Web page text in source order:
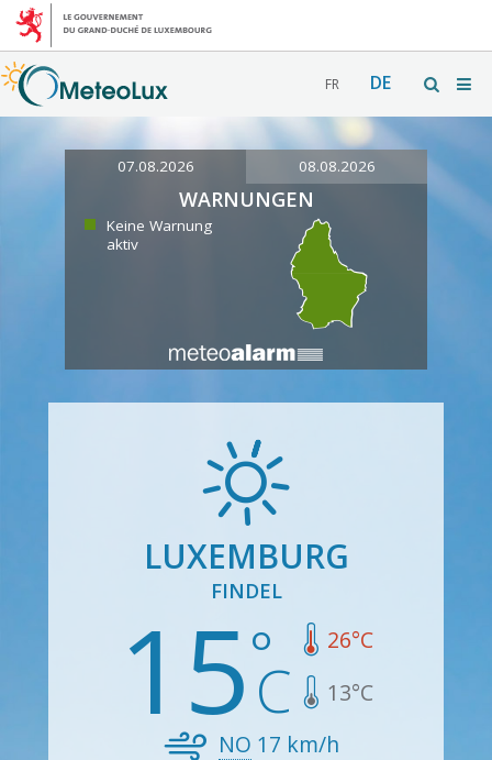
FR DE
07.08.2026 08.08.2026
WARNUNGEN
Keine Warnung
aktiv
LUXEMBURG
FINDEL
15 26°C
13°C
NO 17 km/h